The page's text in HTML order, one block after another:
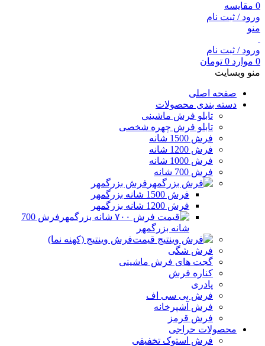
0 مقایسه
ورود / ثبت نام
منو
ورود / ثبت نام
0 موارد 0 تومان
منو وبسایت
صفحه اصلی
دسته بندی محصولات
تابلو فرش ماشینی
تابلو فرش چهره شخصی
فرش 1500 شانه
فرش 1200 شانه
فرش 1000 شانه
فرش 700 شانه
فرش بزرگمهر
فرش 1500 شانه بزرگمهر
فرش 1200 شانه بزرگمهر
فرش 700
شانه بزرگمهر
فرش وینتیج (کهنه نما)
فرش شگی
گجت های فرش ماشینی
کناره فرش
پادری
فرش بی سی اف
فرش آشپرخانه
فرش قرمز
محصولات حراجی
فرش استوک تخفیفی